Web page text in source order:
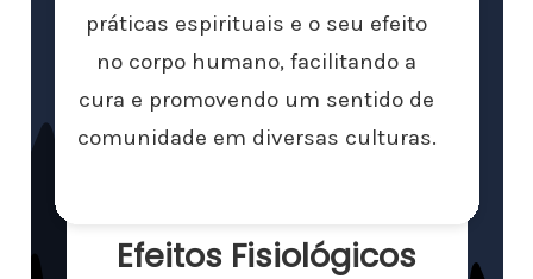
práticas espirituais e o seu efeito
no corpo humano, facilitando a
cura e promovendo um sentido de
comunidade em diversas culturas.
Efeitos Fisiológicos